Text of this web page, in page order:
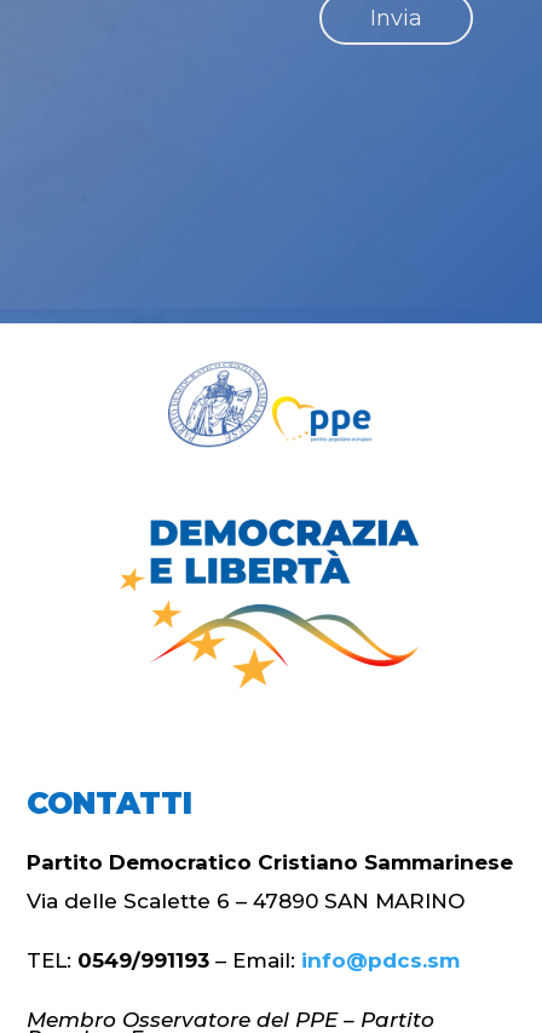
CONTATTI
Partito Democratico Cristiano Sammarinese
Via delle Scalette 6 – 47890 SAN MARINO
TEL: 0549/991193 – Email: info@pdcs.sm
Membro Osservatore del PPE – Partito